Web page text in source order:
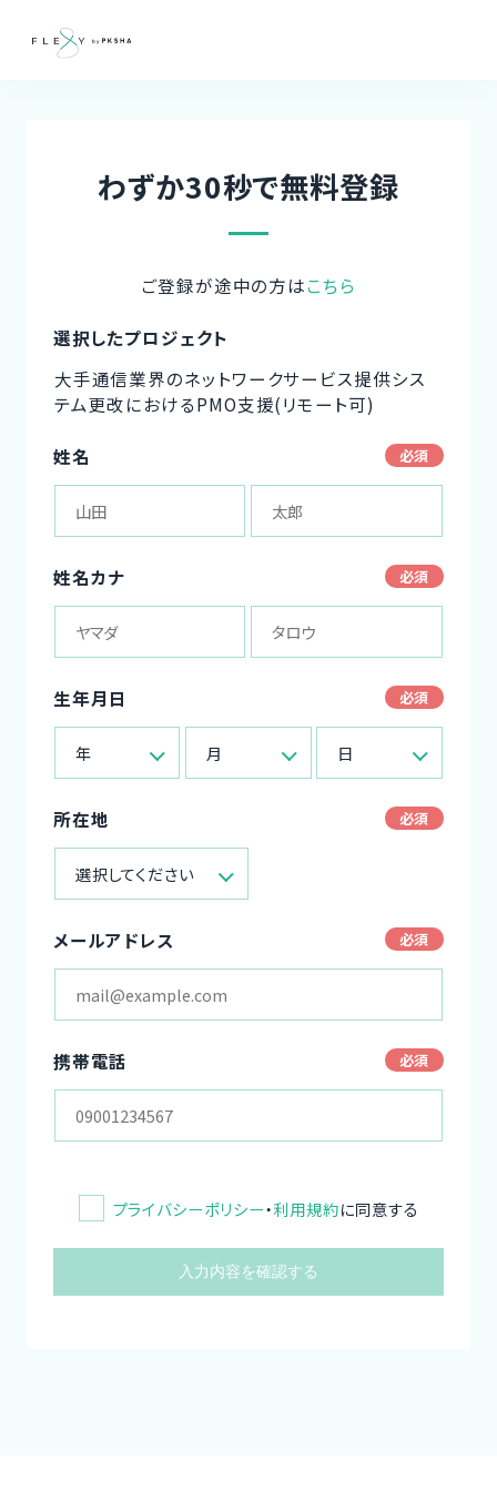
わずか30秒で無料登録
ご登録が途中の方はこちら
選択したプロジェクト
大手通信業界のネットワークサービス提供シス
テム更改におけるPMO支援(リモート可)
姓名
姓名カナ
生年月日
年 月 日
所在地
選択してください
メールアドレス
携帯電話
プライバシーポリシー・利用規約に同意する
入力内容を確認する